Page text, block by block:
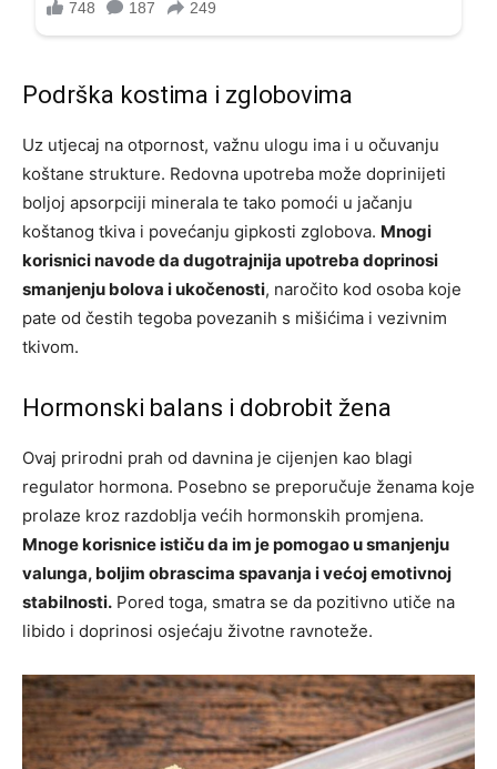
Podrška kostima i zglobovima
Uz utjecaj na otpornost, važnu ulogu ima i u očuvanju
koštane strukture. Redovna upotreba može doprinijeti
boljoj apsorpciji minerala te tako pomoći u jačanju
koštanog tkiva i povećanju gipkosti zglobova. Mnogi
korisnici navode da dugotrajnija upotreba doprinosi
smanjenju bolova i ukočenosti, naročito kod osoba koje
pate od čestih tegoba povezanih s mišićima i vezivnim
tkivom.
Hormonski balans i dobrobit žena
Ovaj prirodni prah od davnina je cijenjen kao blagi
regulator hormona. Posebno se preporučuje ženama koje
prolaze kroz razdoblja većih hormonskih promjena.
Mnoge korisnice ističu da im je pomogao u smanjenju
valunga, boljim obrascima spavanja i većoj emotivnoj
stabilnosti. Pored toga, smatra se da pozitivno utiče na
libido i doprinosi osjećaju životne ravnoteže.